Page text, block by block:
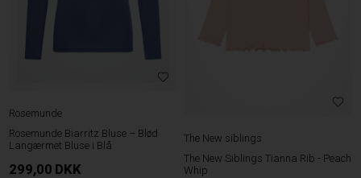
Rosemunde
Rosemunde Biarritz Bluse – Blød
Langærmet Bluse i Blå
299,00 DKK
The New siblings
The New Siblings Tianna Rib - Peach
Whip